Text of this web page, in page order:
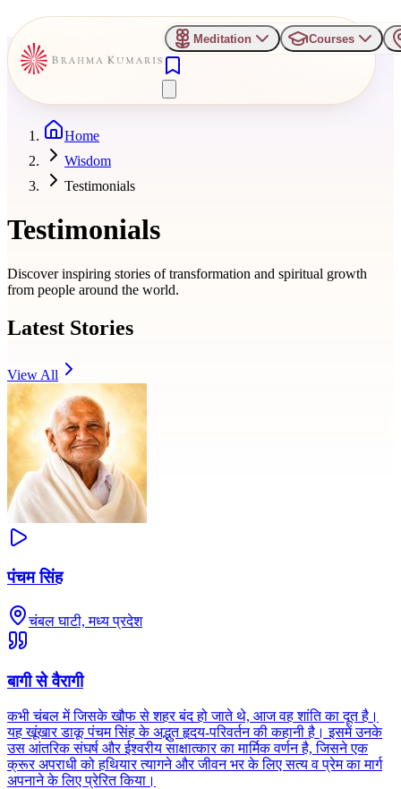
Meditation Courses
Home
Wisdom
Testimonials
Testimonials
Discover inspiring stories of transformation and spiritual growth
from people around the world.
Latest Stories
View All
पंचम सिंह
चंबल घाटी, मध्य प्रदेश
बागी से वैरागी
कभी चंबल में जिसके खौफ से शहर बंद हो जाते थे, आज वह शांति का दूत है।
यह खूंखार डाकू पंचम सिंह के अद्भुत हृदय-परिवर्तन की कहानी है। इसमें उनके
उस आंतरिक संघर्ष और ईश्वरीय साक्षात्कार का मार्मिक वर्णन है, जिसने एक
क्रूर अपराधी को हथियार त्यागने और जीवन भर के लिए सत्य व प्रेम का मार्ग
अपनाने के लिए प्रेरित किया।